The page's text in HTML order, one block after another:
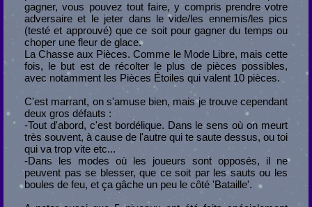
gagner, vous pouvez tout faire, y compris prendre votre
adversaire et le jeter dans le vide/les ennemis/les pics
(testé et approuvé) que ce soit pour gagner du temps ou
choper une fleur de glace.
La Chasse aux Pièces. Comme le Mode Libre, mais cette
fois, le but est de récolter le plus de pièces possibles,
avec notamment les Pièces Étoiles qui valent 10 pièces.
C'est marrant, on s'amuse bien, mais je trouve cependant
deux gros défauts :
-Tout d'abord, c'est bordélique. Dans le sens où on meurt
très souvent, à cause de l'autre qui te saute dessus, ou toi
qui va trop vite etc...
-Dans les modes où les joueurs sont opposés, il ne
peuvent pas se blesser, que ce soit par les sauts ou les
boules de feu, et ça gâche un peu le côté 'Bataille'.